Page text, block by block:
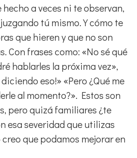
a veces ni te observan,
tú mismo. Y cómo te
que hieren y que no son
Con frases como: «No sé qué
hablarles la próxima vez»,
eso!» «Pero ¿Qué me
al momento?». Estos son
pero quizá familiares ¿te
esa severidad que utilizas
que podamos mejorar en